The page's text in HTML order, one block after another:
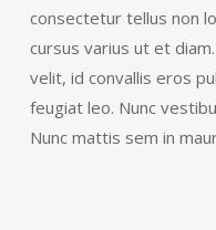
consectetur tellus non
cursus varius ut et
velit, id convallis eros
feugiat leo. Nunc
Nunc mattis sem in